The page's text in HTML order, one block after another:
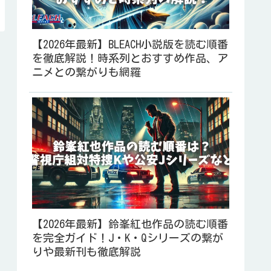
【2026年最新】BLEACH小説版を読む順番
を徹底解説！時系列とおすすめ作品、ア
ニメとの繋がりも網羅
【2026年最新】鈴峯紅也作品の読む順番
を完全ガイド！J・K・Qシリーズの繋が
りや最新刊も徹底解説